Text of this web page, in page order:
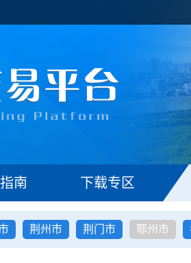
南 下载专区
荆州市 荆门市 鄂州市